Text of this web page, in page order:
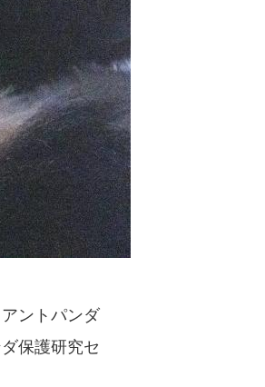
ントパンダ
保護研究セ